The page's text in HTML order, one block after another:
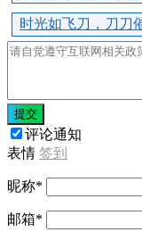
时光如飞刀，刀刀
提交
评论通知
表情 签到
昵称*
邮箱*